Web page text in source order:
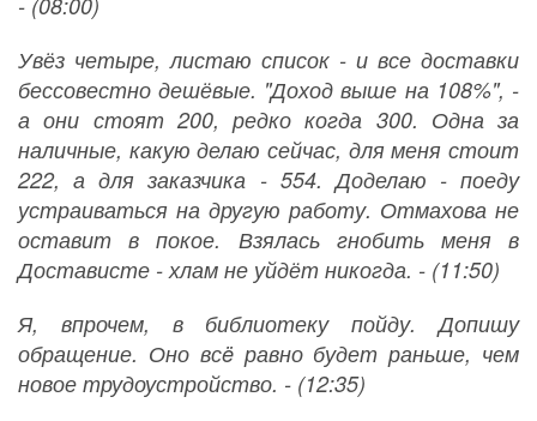
Увёз четыре, листаю список - и все доставки
бессовестно дешёвые. "Доход выше на 108%", -
а они стоят 200, редко когда 300. Одна за
наличные, какую делаю сейчас, для меня стоит
222, а для заказчика - 554. Доделаю - поеду
устраиваться на другую работу. Отмахова не
оставит в покое. Взялась гнобить меня в
Достависте - хлам не уйдёт никогда. - (11:50)
Я, впрочем, в библиотеку пойду. Допишу
обращение. Оно всë равно будет раньше, чем
новое трудоустройство. - (12:35)